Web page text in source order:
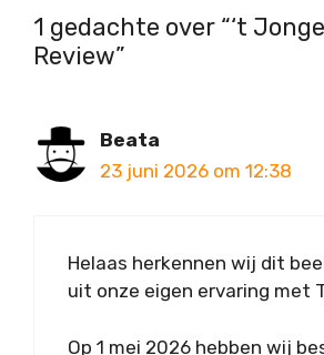
1 gedachte over “‘t
Review”
Beata
23 juni 2026 om 12:38
Helaas herkennen wij dit
uit onze eigen ervaring met
Op 1 mei 2026 hebben wij